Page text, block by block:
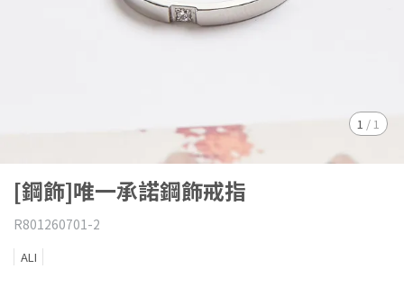
1 / 1
[鋼飾]唯一承諾鋼飾戒指
R801260701-2
ALI